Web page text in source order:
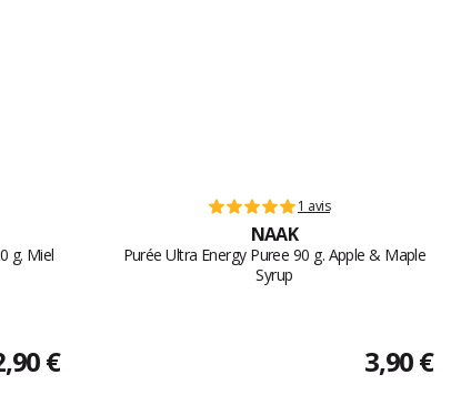
g. Miel
€
1 avis
NAAK
Purée Ultra Energy Puree 90 g. Apple & Maple
Syrup
3,90 €